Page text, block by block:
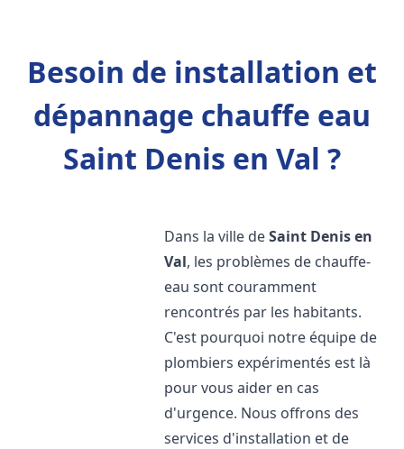
Besoin de installation et
dépannage chauffe eau
Saint Denis en Val ?
Dans la ville deSaint Denis en
Val, les problèmes de chauffe-
eau sont couramment
rencontrés par les habitants.
C'est pourquoi notre équipe de
plombiers expérimentés est là
pour vous aider en cas
d'urgence. Nous offrons des
services d'installation et de